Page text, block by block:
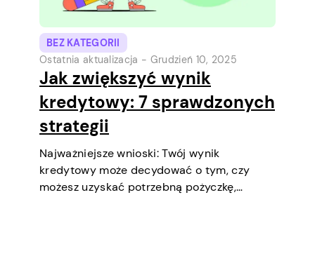
BEZ KATEGORII
Ostatnia aktualizacja - Grudzień 10, 2025
Jak zwiększyć wynik
kredytowy: 7 sprawdzonych
strategii
Najważniejsze wnioski: Twój wynik
kredytowy może decydować o tym, czy
możesz uzyskać potrzebną pożyczkę,